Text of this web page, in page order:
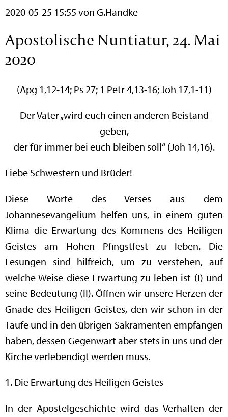
2020-05-25 15:55 von G.Handke
Apostolische Nuntiatur, 24. Mai
2020
(Apg 1,12-14; Ps 27; 1 Petr 4,13-16; Joh 17,1-11)
Der Vater „wird euch einen anderen Beistand
geben,
der für immer bei euch bleiben soll“ (Joh 14,16).
Liebe Schwestern und Brüder!
Diese Worte des Verses aus dem
Johannesevangelium helfen uns, in einem guten
Klima die Erwartung des Kommens des Heiligen
Geistes am Hohen Pfingstfest zu leben. Die
Lesungen sind hilfreich, um zu verstehen, auf
welche Weise diese Erwartung zu leben ist (I) und
seine Bedeutung (II). Öffnen wir unsere Herzen der
Gnade des Heiligen Geistes, den wir schon in der
Taufe und in den übrigen Sakramenten empfangen
haben, dessen Gegenwart aber stets in uns und der
Kirche verlebendigt werden muss.
1. Die Erwartung des Heiligen Geistes
In der Apostelgeschichte wird das Verhalten der